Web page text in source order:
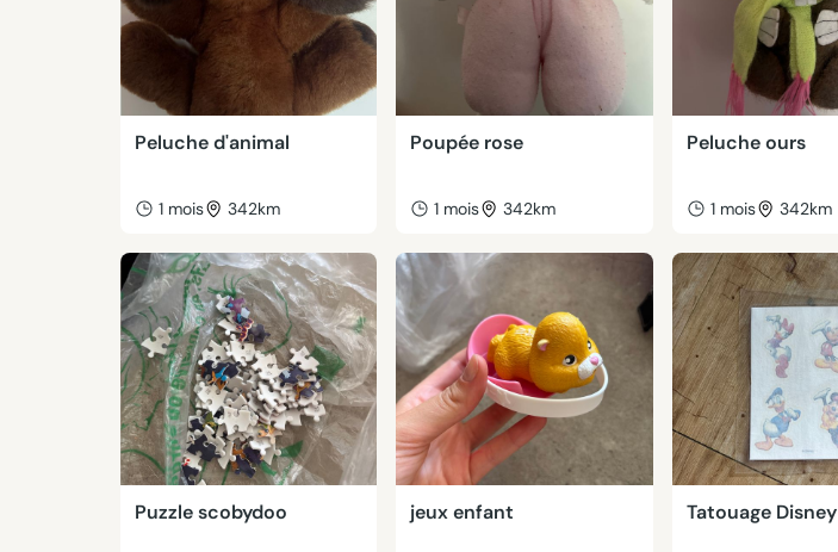
Peluche d'animal
1 mois 342km
Poupée rose
1 mois 342km
Peluche ours
1 mois 342km
Puzzle scobydoo jeux enfant Tatouage Disney